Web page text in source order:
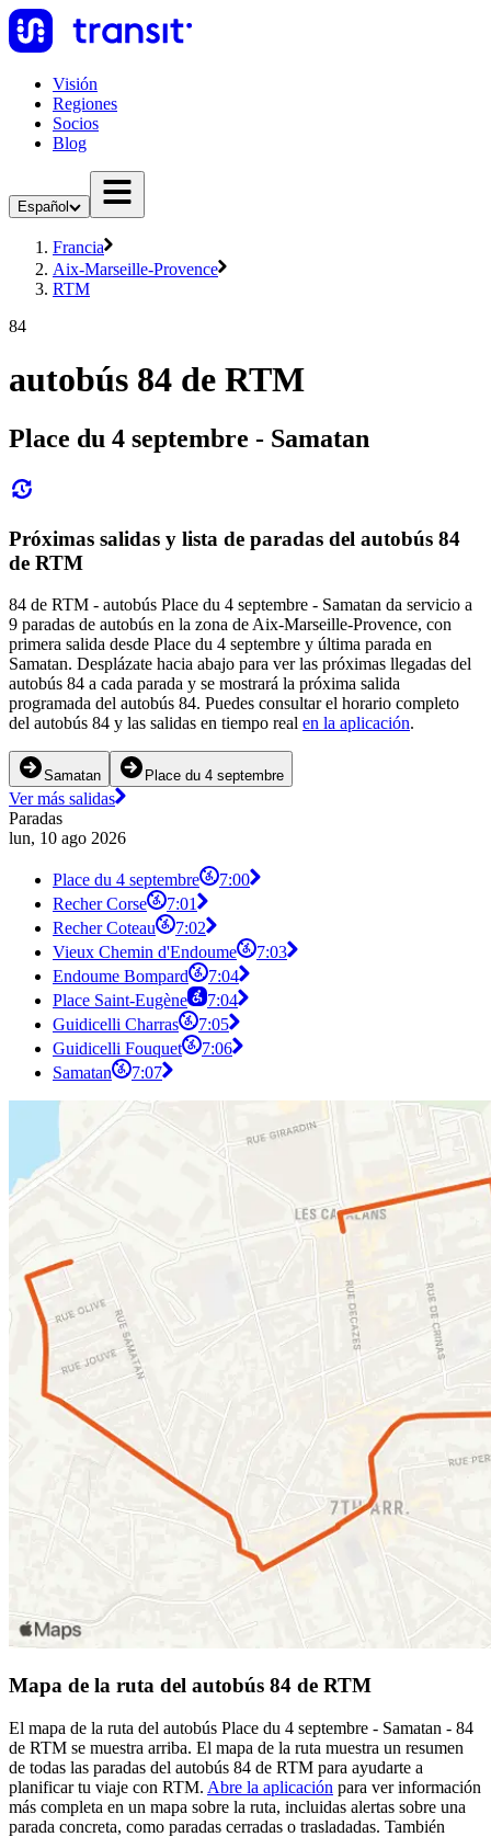
Visión
Regiones
Socios
Blog
Español
Francia
Aix-Marseille-Provence
RTM
84
autobús 84 de RTM
Place du 4 septembre - Samatan
Próximas salidas y lista de paradas del autobús 84
de RTM
84 de RTM - autobús Place du 4 septembre - Samatan da servicio a
9 paradas de autobús en la zona de Aix-Marseille-Provence, con
primera salida desde Place du 4 septembre y última parada en
Samatan. Desplázate hacia abajo para ver las próximas llegadas del
autobús 84 a cada parada y se mostrará la próxima salida
programada del autobús 84. Puedes consultar el horario completo
del autobús 84 y las salidas en tiempo real en la aplicación.
Samatan Place du 4 septembre
Ver más salidas
Paradas
lun, 10 ago 2026
Place du 4 septembre
7:00
Recher Corse
7:01
Recher Coteau
7:02
Vieux Chemin d'Endoume
7:03
Endoume Bompard
7:04
Place Saint-Eugène
7:04
Guidicelli Charras
7:05
Guidicelli Fouquet
7:06
Samatan
7:07
Mapa de la ruta del autobús 84 de RTM
El mapa de la ruta del autobús Place du 4 septembre - Samatan - 84
de RTM se muestra arriba. El mapa de la ruta muestra un resumen
de todas las paradas del autobús 84 de RTM para ayudarte a
planificar tu viaje con RTM. Abre la aplicación para ver información
más completa en un mapa sobre la ruta, incluidas alertas sobre una
parada concreta, como paradas cerradas o trasladadas. También